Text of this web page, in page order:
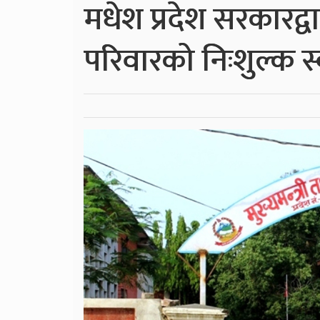
मधेश प्रदेश
परिवारको निःशुल्क